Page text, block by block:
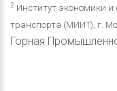
2 Институт экономики и
транспорта (МИИТ), г.
Горная